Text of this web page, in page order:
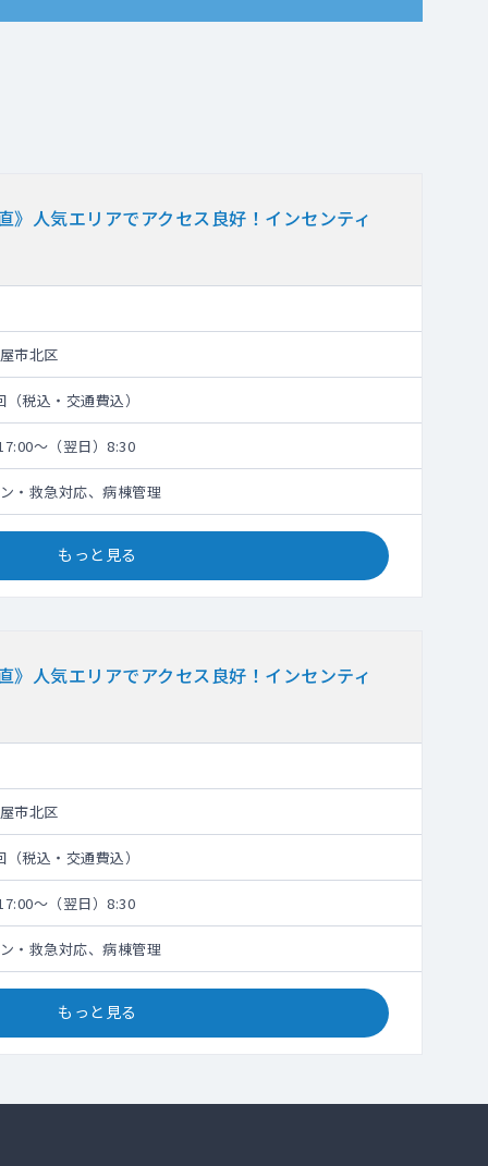
》人気エリアでアクセス良好！インセンティ
市北区
税込・交通費込）
～（翌日）8:30
・救急対応、病棟管理
もっと見る
》人気エリアでアクセス良好！インセンティ
市北区
税込・交通費込）
～（翌日）8:30
・救急対応、病棟管理
もっと見る